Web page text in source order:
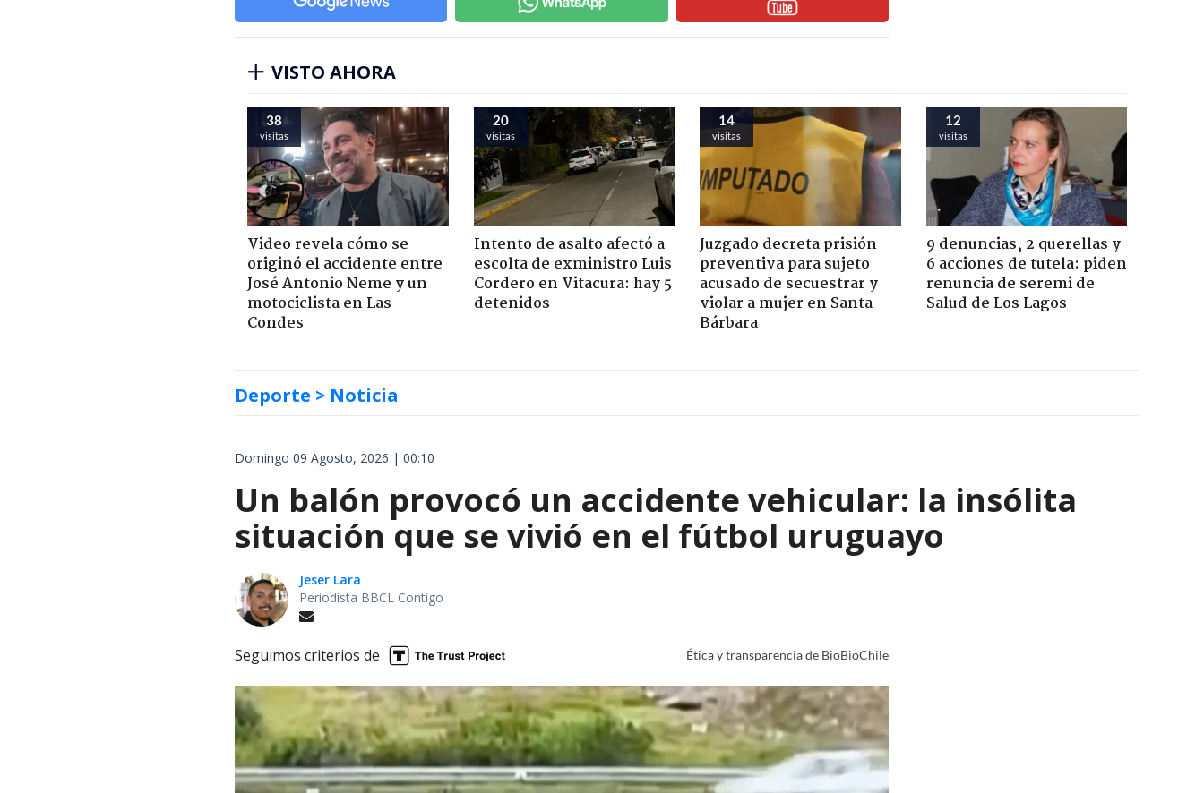
VISTO AHORA
38
visitas
Video revela cómo se
originó el accidente entre
José Antonio Neme y un
motociclista en Las
Condes
20
visitas
Intento de asalto afectó a
escolta de exministro Luis
Cordero en Vitacura: hay 5
detenidos
14
visitas
Juzgado decreta prisión
preventiva para sujeto
acusado de secuestrar y
violar a mujer en Santa
Bárbara
12
visitas
9 denuncias, 2 querellas y
6 acciones de tutela: piden
renuncia de seremi de
Salud de Los Lagos
Deporte > Noticia
Domingo 09 Agosto, 2026 | 00:10
Un balón provocó un accidente vehicular: la insólita
situación que se vivió en el fútbol uruguayo
Jeser Lara
Periodista BBCL Contigo
Seguimos criterios de Ética y transparencia de BioBioChile